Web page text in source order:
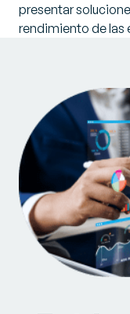
presentar
rendimiento de las